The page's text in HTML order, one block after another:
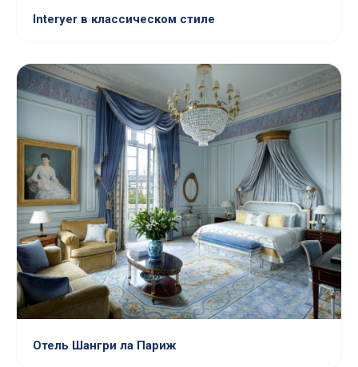
Interyer в классическом стиле
Отель Шангри ла Париж